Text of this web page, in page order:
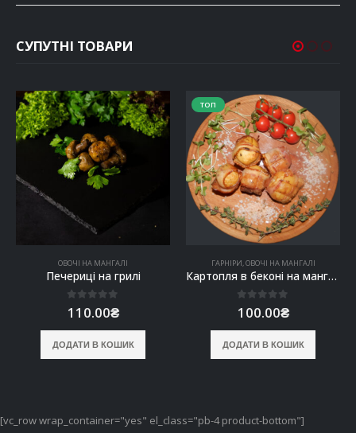
СУПУТНІ ТОВАРИ
ОВОЧІ НА МАНГАЛІ
Печериці на грилі
0 out of 5
110.00₴
ДОДАТИ В КОШИК
ТОП
ГАРНІРИ,ОВОЧІ НА МАНГАЛІ
Картопля в беконі на мангалі
0 out of 5
100.00₴
ДОДАТИ В КОШИК
[vc_row wrap_container="yes" el_class="pb-4 product-bottom"]